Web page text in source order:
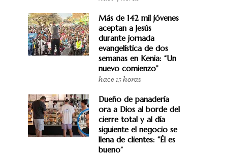
Más de 142 mil jóvenes
aceptan a Jesús
durante jornada
evangelística de dos
semanas en Kenia: “Un
nuevo comienzo”
hace 15 horas
Dueño de panadería
ora a Dios al borde del
cierre total y al día
siguiente el negocio se
llena de clientes: “Él es
bueno”